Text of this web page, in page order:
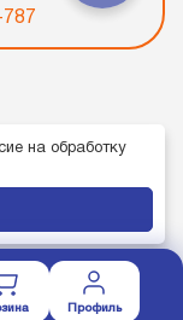
Профиль
на обработку